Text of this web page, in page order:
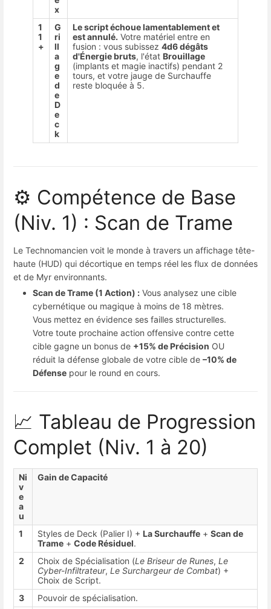
x
1
1
+
G
ri
ll
a
g
e
d
e
D
e
c
k
Le script échoue lamentablement et
est annulé. Votre matériel entre en
fusion : vous subissez 4d6 dégâts
d'Énergie bruts, l'état Brouillage
(implants et magie inactifs) pendant 2
tours, et votre jauge de Surchauffe
reste bloquée à 5.
⚙️ Compétence de Base
(Niv. 1) : Scan de Trame
Le Technomancien voit le monde à travers un affichage tête-
haute (HUD) qui décortique en temps réel les flux de données
et de Myr environnants.
Scan de Trame (1 Action) : Vous analysez une cible
cybernétique ou magique à moins de 18 mètres.
Vous mettez en évidence ses failles structurelles.
Votre toute prochaine action offensive contre cette
cible gagne un bonus de +15% de Précision OU
réduit la défense globale de votre cible de –10% de
Défense pour le round en cours.
📈 Tableau de Progression
Complet (Niv. 1 à 20)
Ni
v
e
a
u
Gain de Capacité
1 Styles de Deck (Palier I) + La Surchauffe + Scan de
Trame + Code Résiduel.
2
Choix de Spécialisation (Le Briseur de Runes, Le
Cyber-Infiltrateur, Le Surchargeur de Combat) +
Choix de Script.
3
Pouvoir de spécialisation.